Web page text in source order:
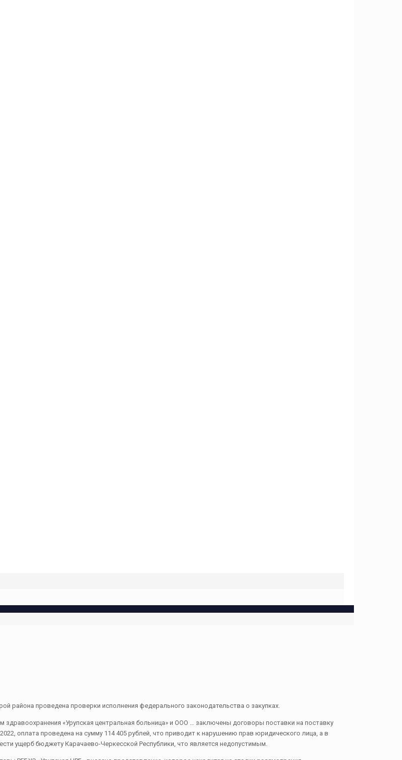
района проведена проверки исполнения федерального законодательства о закупках.
«Урупская центральная больница» и ООО … заключены договоры поставки на поставку
оплата проведена на сумму 114 405 рублей, что приводит к нарушению прав юридического лица, а в
ущерб бюджету Карачаево-Черкесской Республики, что является недопустимым.